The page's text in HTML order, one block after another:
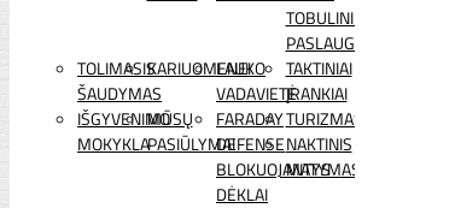
TOBULINIMO
PASLAUGOS
TOLIMASIS
ŠAUDYMAS
KARIUOMENEI
LAUKO
VADAVIETĖ
TAKTINIAI
ĮRANKIAI
IŠGYVENIMO
MOKYKLA
MŪSŲ
PASIŪLYMAI
FARADAY
DEFENSE
BLOKUOJANTYS
DĖKLAI
TURIZMAS
NAKTINIS
MATYMAS